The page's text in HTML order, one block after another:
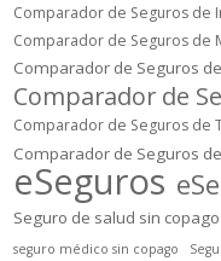
Comparador de Seguros de
Comparador de Seguros de
Comparador de Seguros
Comparador de
Comparador de Seguros de
Comparador de Seguros
eSeguros
Seguro de salud sin copago
seguro médico sin copago